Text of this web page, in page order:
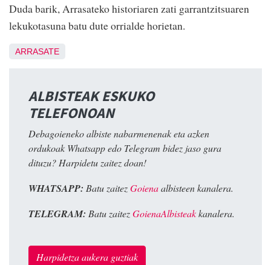
Duda barik, Arrasateko historiaren zati garrantzitsuaren
lekukotasuna batu dute orrialde horietan.
ARRASATE
ALBISTEAK ESKUKO
TELEFONOAN
Debagoieneko albiste nabarmenenak eta azken
ordukoak Whatsapp edo Telegram bidez jaso gura
dituzu? Harpidetu zaitez doan!
WHATSAPP: Batu zaitezGoienaalbisteen kanalera.
TELEGRAM: Batu zaitezGoienaAlbisteakkanalera.
Harpidetza aukera guztiak